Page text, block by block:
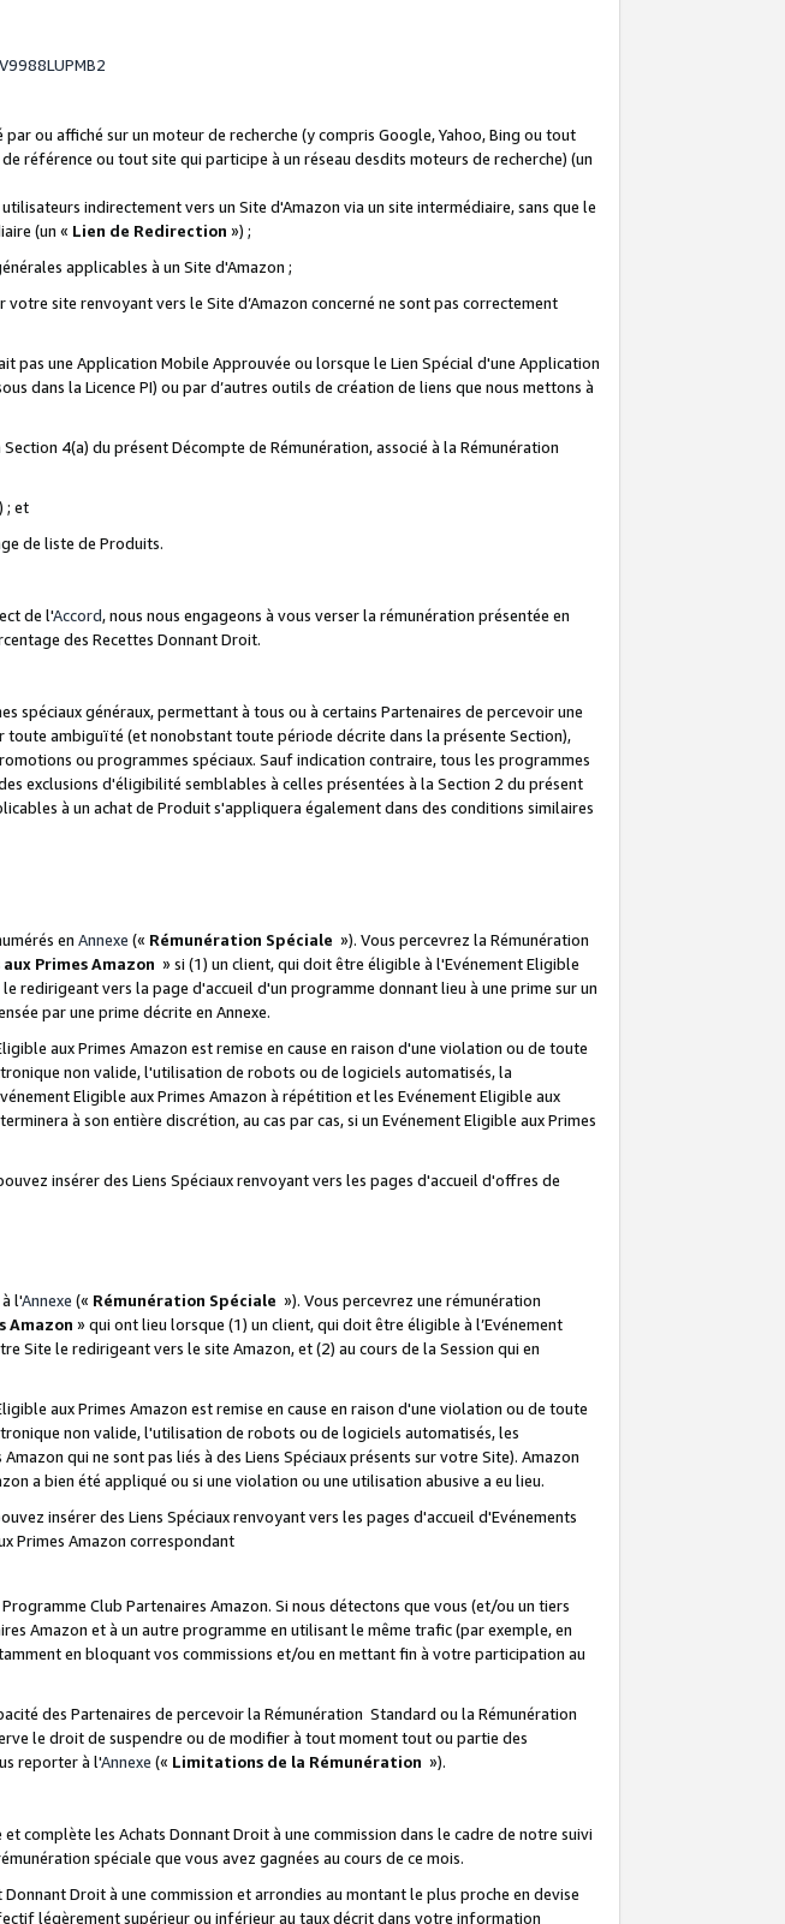
ou affiché sur un moteur de recherche (y compris Google, Yahoo, Bing ou tout
référence ou tout site qui participe à un réseau desdits moteurs de recherche) (un
indirectement vers un Site d'Amazon via un site intermédiaire, sans que le
(un « Lien de Redirection ») ;
applicables à un Site d'Amazon ;
site renvoyant vers le Site d’Amazon concerné ne sont pas correctement
pas une Application Mobile Approuvée ou lorsque le Lien Spécial d'une Application
dans la Licence PI) ou par d’autres outils de création de liens que nous mettons à
4(a) du présent Décompte de Rémunération, associé à la Rémunération
; et
de liste de Produits.
de l'Accord, nous nous engageons à vous verser la rémunération présentée en
des Recettes Donnant Droit.
spéciaux généraux, permettant à tous ou à certains Partenaires de percevoir une
toute ambiguïté (et nonobstant toute période décrite dans la présente Section),
ou programmes spéciaux. Sauf indication contraire, tous les programmes
exclusions d'éligibilité semblables à celles présentées à la Section 2 du présent
à un achat de Produit s'appliquera également dans des conditions similaires
en Annexe (« Rémunération Spéciale »). Vous percevrez la Rémunération
Primes Amazon » si (1) un client, qui doit être éligible à l'Evénement Eligible
redirigeant vers la page d'accueil d'un programme donnant lieu à une prime sur un
par une prime décrite en Annexe.
aux Primes Amazon est remise en cause en raison d'une violation ou de toute
non valide, l'utilisation de robots ou de logiciels automatisés, la
Eligible aux Primes Amazon à répétition et les Evénement Eligible aux
à son entière discrétion, au cas par cas, si un Evénement Eligible aux Primes
insérer des Liens Spéciaux renvoyant vers les pages d'accueil d'offres de
l'Annexe (« Rémunération Spéciale »). Vous percevrez une rémunération
Amazon » qui ont lieu lorsque (1) un client, qui doit être éligible à l’Evénement
Site le redirigeant vers le site Amazon, et (2) au cours de la Session qui en
aux Primes Amazon est remise en cause en raison d'une violation ou de toute
non valide, l'utilisation de robots ou de logiciels automatisés, les
qui ne sont pas liés à des Liens Spéciaux présents sur votre Site). Amazon
a bien été appliqué ou si une violation ou une utilisation abusive a eu lieu.
insérer des Liens Spéciaux renvoyant vers les pages d'accueil d'Evénements
Primes Amazon correspondant
Club Partenaires Amazon. Si nous détectons que vous (et/ou un tiers
Amazon et à un autre programme en utilisant le même trafic (par exemple, en
en bloquant vos commissions et/ou en mettant fin à votre participation au
des Partenaires de percevoir la Rémunération Standard ou la Rémunération
le droit de suspendre ou de modifier à tout moment tout ou partie des
reporter à l'Annexe (« Limitations de la Rémunération »).
complète les Achats Donnant Droit à une commission dans le cadre de notre suivi
spéciale que vous avez gagnées au cours de ce mois.
Droit à une commission et arrondies au montant le plus proche en devise
légèrement supérieur ou inférieur au taux décrit dans votre information